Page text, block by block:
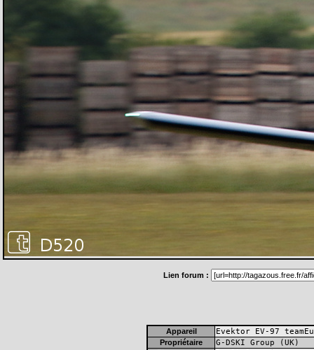
Lien forum :
Appareil Evektor EV-97
Propriétaire G-DSKI Group (UK)